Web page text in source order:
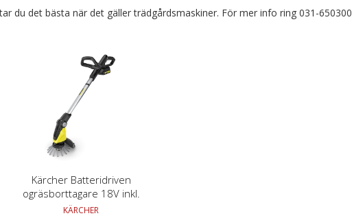
du det bästa när det gäller trädgårdsmaskiner. För mer info ring 031-650300
Kärcher Batteridriven
ogräsborttagare 18V inkl.
batteri och laddare
KÄRCHER